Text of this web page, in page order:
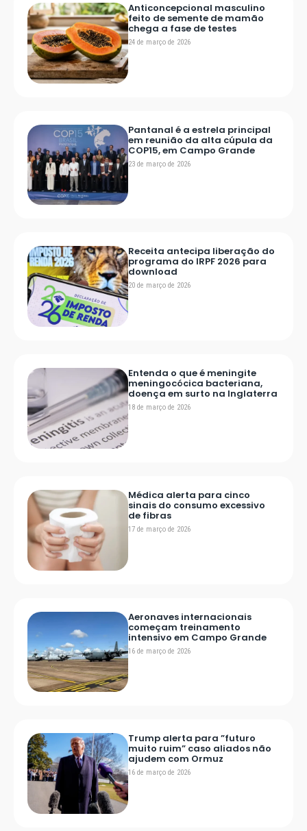
Anticoncepcional masculino
feito de semente de mamão
chega a fase de testes
24 de março de 2026
Pantanal é a estrela principal
em reunião da alta cúpula da
COP15, em Campo Grande
23 de março de 2026
Receita antecipa liberação do
programa do IRPF 2026 para
download
20 de março de 2026
Entenda o que é meningite
meningocócica bacteriana,
doença em surto na Inglaterra
18 de março de 2026
Médica alerta para cinco
sinais do consumo excessivo
de fibras
17 de março de 2026
Aeronaves internacionais
começam treinamento
intensivo em Campo Grande
16 de março de 2026
Trump alerta para ”futuro
muito ruim” caso aliados não
ajudem com Ormuz
16 de março de 2026